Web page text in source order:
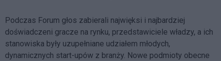
Podczas Forum głos zabierali najwięksi i najbardziej
doświadczeni gracze na rynku, przedstawiciele władzy, a ich
stanowiska były uzupełniane udziałem młodych,
dynamicznych start-upów z branży. Nowe podmioty obecne